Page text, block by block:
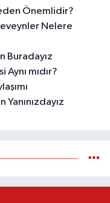
Önemlidir?
Nelere
Buradayız
Aynı mıdır?